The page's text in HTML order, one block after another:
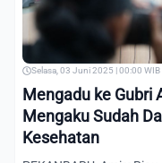
Selasa, 03 Juni 2025 | 00:00 WIB
Mengadu ke Gubri
Mengaku Sudah
Kesehatan